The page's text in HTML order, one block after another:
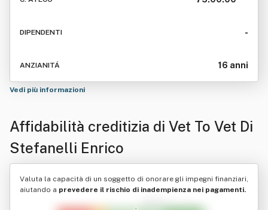
DIPENDENTI -
ANZIANITÁ 16 anni
Vedi più informazioni
Affidabilità creditizia di Vet To Vet Di
Stefanelli Enrico
Valuta la capacità di un soggetto di onorare gli impegni finanziari,
aiutando a prevedere il rischio di inadempienza nei pagamenti.